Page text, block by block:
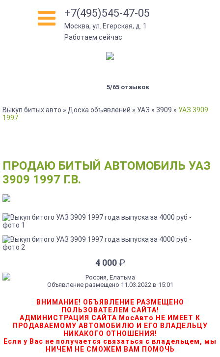
+7(495)545-47-05
Москва, ул. Егерская, д. 1
Работаем сейчас
5/65 отзывов
Выкуп битых авто » Доска объявлений » УАЗ » 3909 » УАЗ 3909
1997
ПРОДАЮ БИТЫЙ АВТОМОБИЛЬ УАЗ
3909 1997 Г.В.
4 000 ₽
Россия, Елатьма
Объявление размещено 11.03.2022 в 15:01
ВНИМАНИЕ! ОБЪЯВЛЕНИЕ РАЗМЕЩЕНО
ПОЛЬЗОВАТЕЛЕМ САЙТА!
АДМИНИСТРАЦИЯ САЙТА МосАвто НЕ ИМЕЕТ К
ПРОДАВАЕМОМУ АВТОМОБИЛЮ И ЕГО ВЛАДЕЛЬЦУ
НИКАКОГО ОТНОШЕНИЯ!
Если у Вас не получается связаться с владельцем, мы
НИЧЕМ НЕ СМОЖЕМ ВАМ ПОМОЧЬ